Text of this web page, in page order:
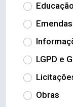
LGPD e
Obras